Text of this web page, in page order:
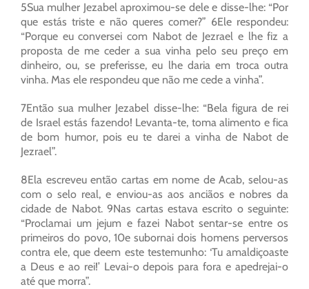
5Sua mulher Jezabel aproximou-se dele e disse-lhe: “Por
que estás triste e não queres comer?” 6Ele respondeu:
“Porque eu conversei com Nabot de Jezrael e lhe fiz a
proposta de me ceder a sua vinha pelo seu preço em
dinheiro, ou, se preferisse, eu lhe daria em troca outra
vinha. Mas ele respondeu que não me cede a vinha”.
7Então sua mulher Jezabel disse-lhe: “Bela figura de rei
de Israel estás fazendo! Levanta-te, toma alimento e fica
de bom humor, pois eu te darei a vinha de Nabot de
Jezrael”.
8Ela escreveu então cartas em nome de Acab, selou-as
com o selo real, e enviou-as aos anciãos e nobres da
cidade de Nabot. 9Nas cartas estava escrito o seguinte:
“Proclamai um jejum e fazei Nabot sentar-se entre os
primeiros do povo, 10e subornai dois homens perversos
contra ele, que deem este testemunho: ‘Tu amaldiçoaste
a Deus e ao rei!’ Levai-o depois para fora e apedrejai-o
até que morra”.